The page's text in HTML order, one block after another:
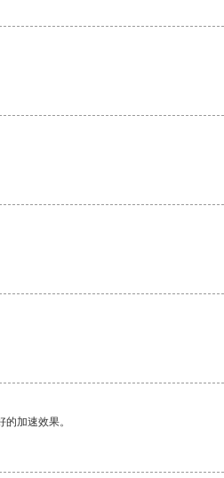
加速效果。